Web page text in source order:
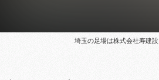
埼玉の足場は株式会社寿建設